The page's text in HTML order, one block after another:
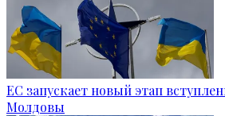
ЕС запускает новый этап
Молдовы